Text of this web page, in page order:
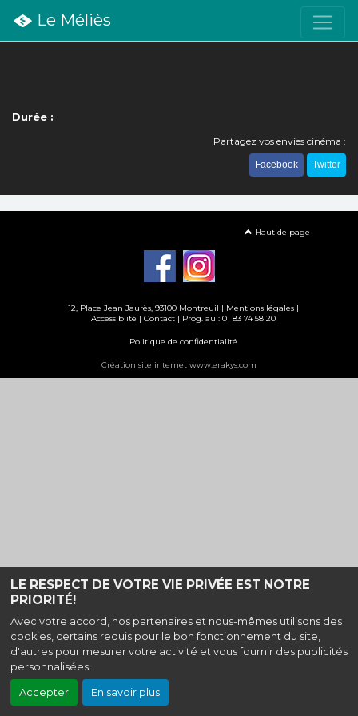
LE RESPECT DE VOTRE VIE PRIVÉE EST NOTRE
PRIORITÉ!
Avec votre accord, nos partenaires et nous-mêmes utilisons des
cookies, certains requis pour le bon fonctionnement du site,
d'autres pour mesurer votre activité et vous fournir des publicités
personnalisées.
Accepter En savoir plus
Le Méliès
Durée :
Partagez vos envies cinéma :
Facebook Twitter
Haut de page
12, Place Jean Jaurès, 93100 Montreuil | Mentions légales|
Accessiblité | Contact| Prog. au : 01 83 74 58 20
Politique de confidentialité
Création site internet www.erakys.com